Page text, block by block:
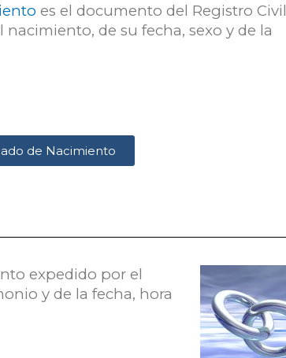
es el documento del Registro Civil
de su fecha, sexo y de la
de Nacimiento
expedido por el
y de la fecha, hora